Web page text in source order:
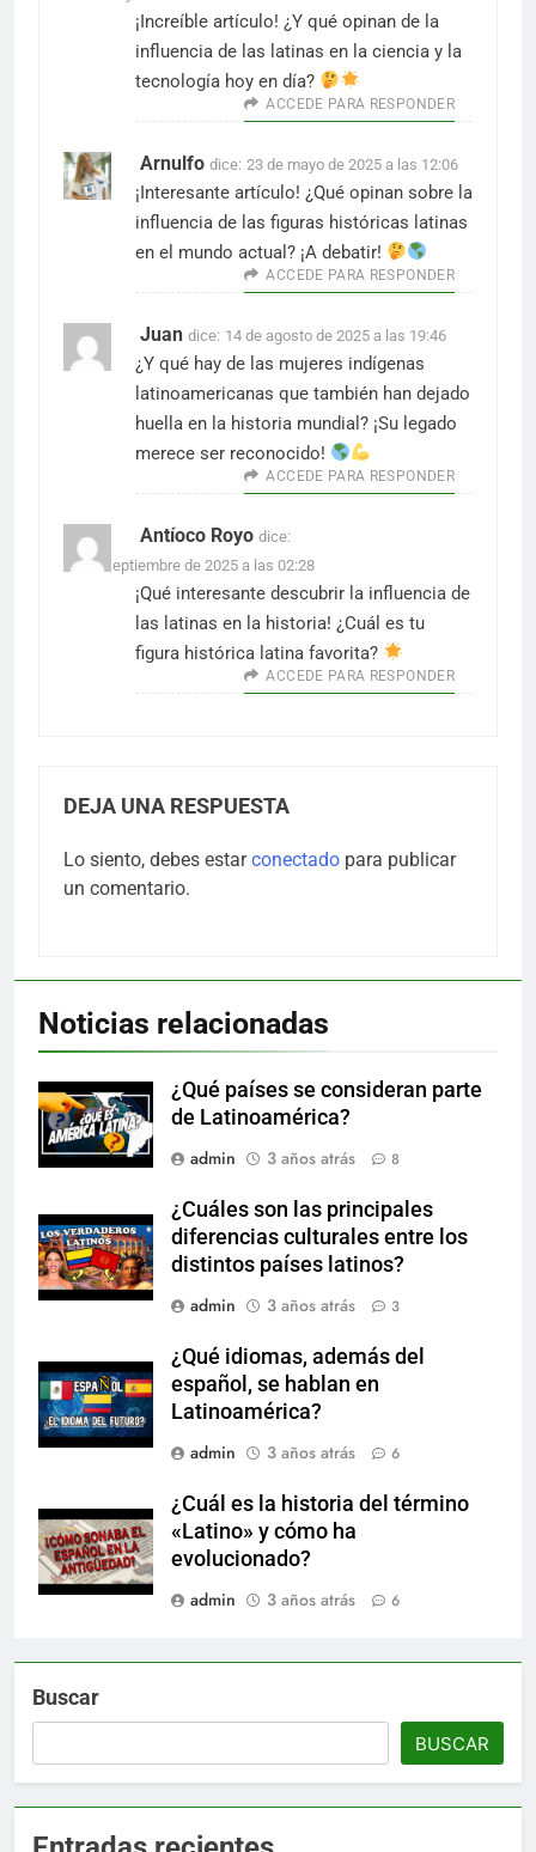
¡Increíble artículo! ¿Y qué opinan de la
influencia de las latinas en la ciencia y la
tecnología hoy en día?
ACCEDE PARA RESPONDER
Arnulfo dice: 23 de mayo de 2025 a las 12:06
¡Interesante artículo! ¿Qué opinan sobre la
influencia de las figuras históricas latinas
en el mundo actual? ¡A debatir!
ACCEDE PARA RESPONDER
Juan dice: 14 de agosto de 2025 a las 19:46
¿Y qué hay de las mujeres indígenas
latinoamericanas que también han dejado
huella en la historia mundial? ¡Su legado
merece ser reconocido!
ACCEDE PARA RESPONDER
Antíoco Royo dice:
20 de septiembre de 2025 a las 02:28
¡Qué interesante descubrir la influencia de
las latinas en la historia! ¿Cuál es tu
figura histórica latina favorita?
ACCEDE PARA RESPONDER
DEJA UNA RESPUESTA
Lo siento, debes estarconectado para publicar
un comentario.
Noticias relacionadas
¿Qué países se consideran parte
de Latinoamérica?
admin
3 años atrás 8
¿Cuáles son las principales
diferencias culturales entre los
distintos países latinos?
admin
3 años atrás 3
¿Qué idiomas, además del
español, se hablan en
Latinoamérica?
admin
3 años atrás 6
¿Cuál es la historia del término
«Latino» y cómo ha
evolucionado?
admin
3 años atrás 6
Buscar
BUSCAR